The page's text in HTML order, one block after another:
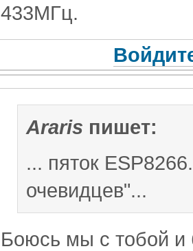
433МГц.
Araris пишет:
... пяток
очевидцев"...
Боюсь мы с тобой и